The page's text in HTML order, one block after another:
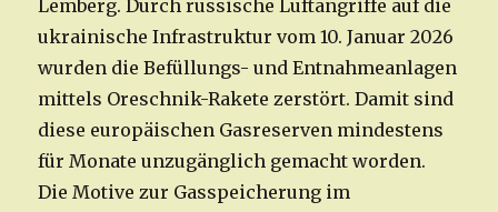
Lemberg. Durch russische Luftangriffe auf die
ukrainische Infrastruktur vom 10. Januar 2026
wurden die Befüllungs- und Entnahmeanlagen
mittels Oreschnik-Rakete zerstört. Damit sind
diese europäischen Gasreserven mindestens
für Monate unzugänglich gemacht worden.
Die Motive zur Gasspeicherung im